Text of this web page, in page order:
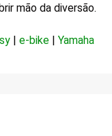
mão da diversão.
| e-bike | Yamaha